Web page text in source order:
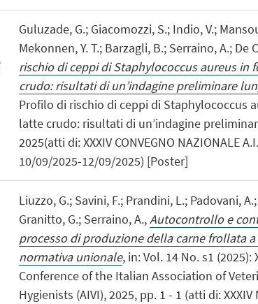
Guluzade, G.; Giacomozzi, S.; Indio, V.;
Mekonnen, Y. T.; Barzagli, B.; Serraino, A.; De
rischio di ceppi di Staphylococcus aureus in
crudo: risultati di un’indagine preliminare
Profilo di rischio di ceppi di Staphylococcus
latte crudo: risultati di un’indagine
2025(atti di: XXXIV CONVEGNO NAZIONALE
10/09/2025-12/09/2025) [Poster]
Liuzzo, G.; Savini, F.; Prandini, L.; Padovani,
Granitto, G.; Serraino, A.,Autocontrollo e
processo di produzione della carne frollata
normativa unionale, in: Vol. 14 No. s1 (2025):
Conference of the Italian Association of
Hygienists (AIVI), 2025, pp. 1 - 1 (atti di: